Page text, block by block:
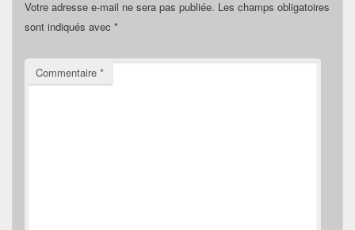
Votre adresse e-mail ne sera pas publiée. Les champs obligatoires
sont indiqués avec *
Commentaire *